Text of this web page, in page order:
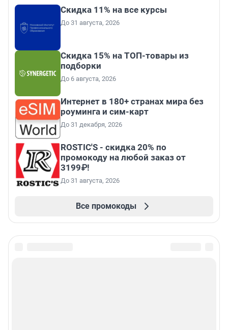
Скидка 11% на все курсы
До 31 августа, 2026
Скидка 15% на ТОП-товары из
подборки
До 6 августа, 2026
Интернет в 180+ странах мира без
роуминга и сим-карт
До 31 декабря, 2026
ROSTIC'S - скидка 20% по
промокоду на любой заказ от
3199₽!
До 31 августа, 2026
Все промокоды